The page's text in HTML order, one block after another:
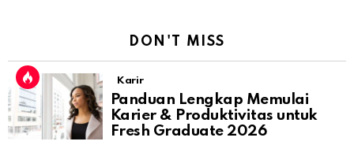
DON'T MISS
Karir
Panduan Lengkap Memulai
Karier & Produktivitas untuk
Fresh Graduate 2026